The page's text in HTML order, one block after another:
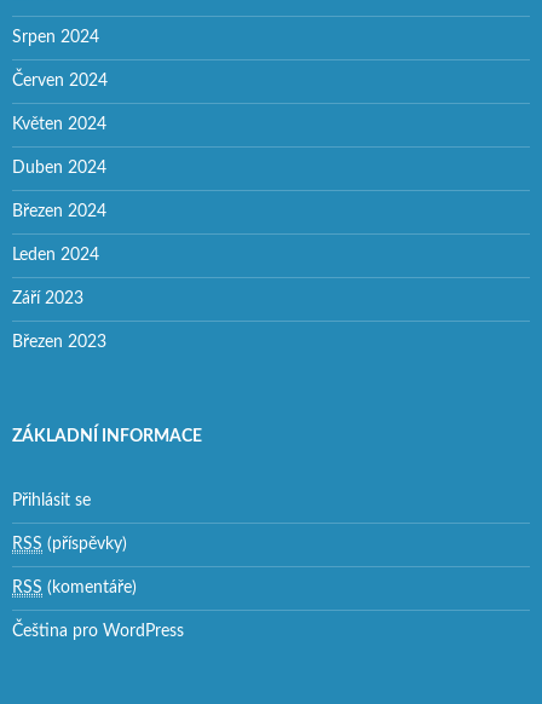
Srpen 2024
Červen 2024
Květen 2024
Duben 2024
Březen 2024
Leden 2024
Září 2023
Březen 2023
ZÁKLADNÍ INFORMACE
Přihlásit se
RSS (příspěvky)
RSS (komentáře)
Čeština pro WordPress